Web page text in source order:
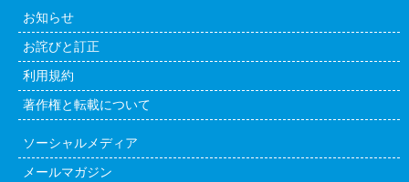
お知らせ
お詫びと訂正
利用規約
著作権と転載について
ソーシャルメディア
メールマガジン